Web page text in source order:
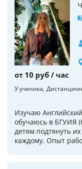
от 10 руб / час
У ученика
Изучаю
обучаюсь в БГУИЯ
детям подтянуть
каждому. Опыт